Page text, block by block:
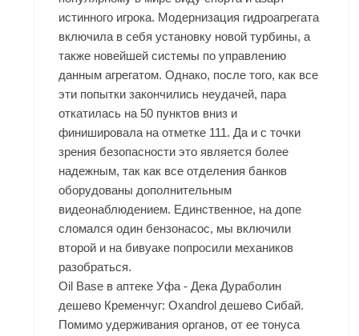
истинного игрока. Модернизация гидроагрегата
включила в себя установку новой турбины, а
также новейшей системы по управлению
данным агрегатом. Однако, после того, как все
эти попытки закончились неудачей, пара
откатилась на 50 пунктов вниз и
финишировала на отметке 111. Да и с точки
зрения безопасности это является более
надежным, так как все отделения банков
оборудованы дополнительным
видеонаблюдением. Единственное, на допе
сломался один бензонасос, мы включили
второй и на бивуаке попросили механиков
разобраться.
Oil Base в аптеке Уфа - Дека Дураболин
дешево Кременчуг: Oxandrol дешево Сибай.
Помимо удерживания органов, от ее тонуса